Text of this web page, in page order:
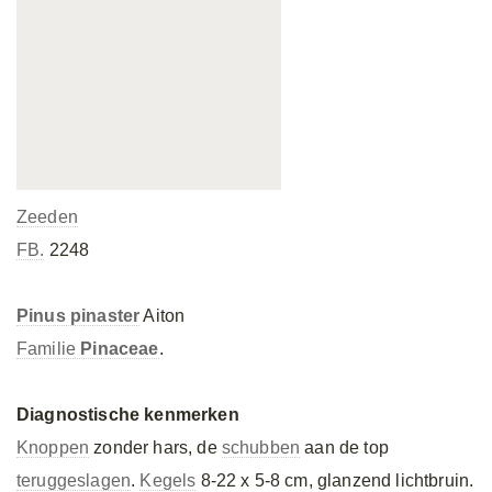
Zeeden
FB. 2248
Pinus pinasterAiton
Familie Pinaceae.
Diagnostische kenmerken
Knoppen zonder hars, de schubben aan de top
teruggeslagen. Kegels 8-22 x 5-8 cm, glanzend lichtbruin.